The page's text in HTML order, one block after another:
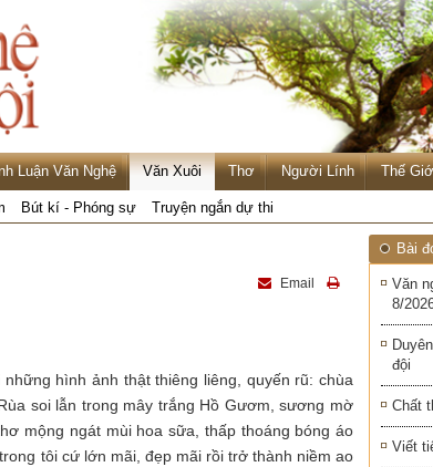
Luận Văn Nghệ Văn Xuôi Thơ Người Lính Thế
Bút kí - Phóng sự Truyện ngắn dự thi
Email
hình ảnh thật thiêng liêng, quyến rũ: chùa
soi lẫn trong mây trắng Hồ Gươm, sương mờ
mộng ngát mùi hoa sữa, thấp thoáng bóng áo
tôi cứ lớn mãi, đẹp mãi rồi trở thành niềm ao
Bài
Văn
8/
đội
Chất
Viết